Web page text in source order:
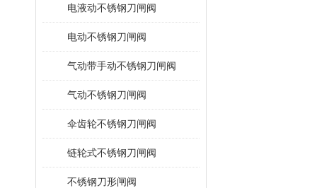
电液动不锈钢刀闸阀
电动不锈钢刀闸阀
气动带手动不锈钢刀闸阀
气动不锈钢刀闸阀
伞齿轮不锈钢刀闸阀
链轮式不锈钢刀闸阀
不锈钢刀形闸阀